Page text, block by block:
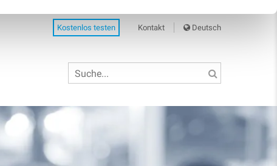
Kostenlos testen Kontakt Deutsch